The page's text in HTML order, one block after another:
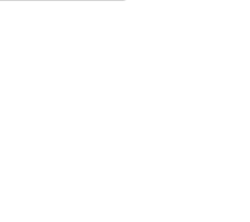
Para asignar la